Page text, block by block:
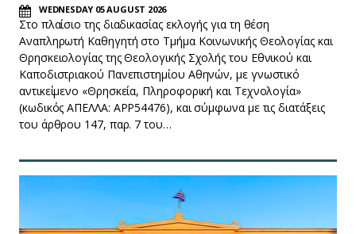
WEDNESDAY 05 AUGUST 2026
Στο πλαίσιο της διαδικασίας εκλογής για τη θέση
Αναπληρωτή Καθηγητή στο Τμήμα Κοινωνικής Θεολογίας και
Θρησκειολογίας της Θεολογικής Σχολής του Εθνικού και
Καποδιστριακού Πανεπιστημίου Αθηνών, με γνωστικό
αντικείμενο «Θρησκεία, Πληροφορική και Τεχνολογία»
(κωδικός ΑΠΕΛΛΑ: APP54476), και σύμφωνα με τις διατάξεις
του άρθρου 147, παρ. 7 του…